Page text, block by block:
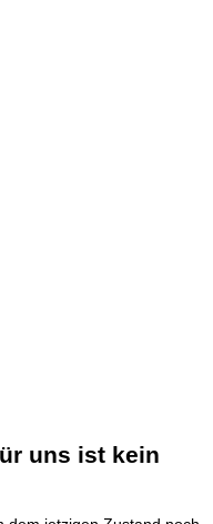
uns ist kein